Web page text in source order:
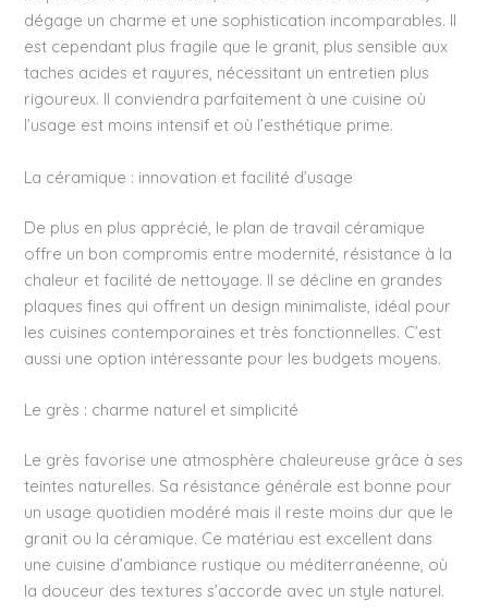
dégage un charme et une sophistication incomparables. Il
est cependant plus fragile que le granit, plus sensible aux
taches acides et rayures, nécessitant un entretien plus
rigoureux. Il conviendra parfaitement à une cuisine où
l’usage est moins intensif et où l’esthétique prime.
La céramique : innovation et facilité d’usage
De plus en plus apprécié, le plan de travail céramique
offre un bon compromis entre modernité, résistance à la
chaleur et facilité de nettoyage. Il se décline en grandes
plaques fines qui offrent un design minimaliste, idéal pour
les cuisines contemporaines et très fonctionnelles. C’est
aussi une option intéressante pour les budgets moyens.
Le grès : charme naturel et simplicité
Le grès favorise une atmosphère chaleureuse grâce à ses
teintes naturelles. Sa résistance générale est bonne pour
un usage quotidien modéré mais il reste moins dur que le
granit ou la céramique. Ce matériau est excellent dans
une cuisine d’ambiance rustique ou méditerranéenne, où
la douceur des textures s’accorde avec un style naturel.